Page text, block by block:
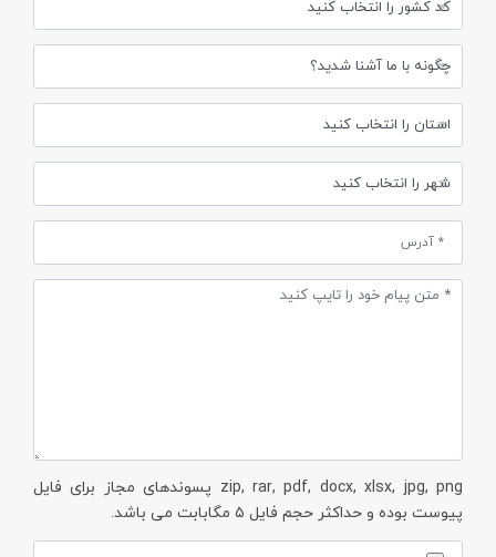
zip, rar, pdf, docx, xlsx, jpg, png پسوندهای مجاز برای فایل
پیوست بوده و حداکثر حجم فایل ۵ مگابابت می باشد.